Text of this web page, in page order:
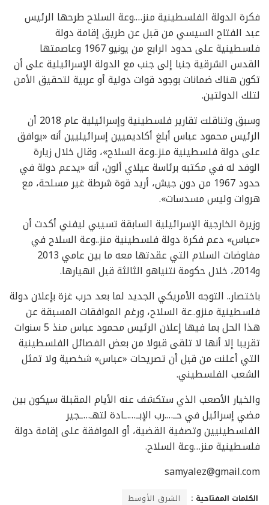
فكرة الدولة الفلسطينية منز….وعة السلاح طرحها الرئيس
عبد الفتاح السيسي من قبل عن طريق إقامة دولة
فلسطينية على حدود الرابع من يونيو 1967 وعاصمتها
القدس الشرقية جنبا إلى جنب مع الدولة الإسرائيلية على أن
تكون هناك ضمانات بوجود قوات دولية أو عربية لتحقيق الأمن
لتلك الدولتين.
وسبق وتناقلت تقارير فلسطينية وإسرائيلية عام 2018 أن
الرئيس محمود عباس أبلغ أكاديميين إسرائيليين أنه «يوافق
على دولة فلسطينية منز..وعة السلاح»، وقال خلال زيارة
الوفد له في مكتبه برئاسة عيلاي ألون، أنه «يدعم دولة في
حدود 1967 من دون جيش، أريد قوة شرطة غير مسلحة، مع
هروات وليس مسدسات».
وزيرة الخارجية الإسرائيلية السابقة تسيبي ليفني أكدت أن
«عباس» دعم فكرة دولة فلسطينية منز..وعة السلاح في
مفاوضات السلام التي عقدتها معه ما بين عامي 2013
و2014، خلال حكومة نتنياهو الثالثة قبل انهيارها.
باختصار.. التوجه الأمريكي الجديد لما بعد حرب غزة بإعلان دولة
فلسطينية منزو..عة السلاح، ورغم الموافقات المسبقة عن
هذا الحل بما فيها إعلان الرئيس محمود عباس منذ 5 سنوات
تقريبا إلا أنها لا تلقى قبولا من بعض الفصائل الفلسطينية
التي أعلنت من قبل أن تصريحات «عباس» شخصية ولا تمثل
الشعب الفلسطيني.
والخيار الأصعب الذي ستكشف عنه الأيام المقبلة سيكون بين
مضي إسرائيل في حــ….رب الإبــ….ـادة لتهـ…ـجير
الفلسطينيين وتصفية القضية، أو الموافقة على إقامة دولة
فلسطينية منز…وعة السلاح.
samyalez@gmail.com
الكلمات المفتاحية :
الشرق الأوسط